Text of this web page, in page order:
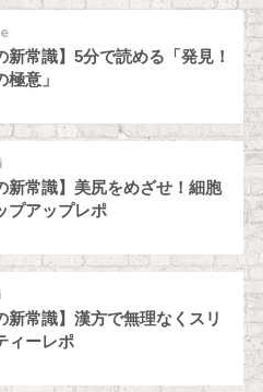
新常識】5分で読める「発見！
意」
新常識】美尻をめざせ！細胞
プアップレポ
新常識】漢方で無理なくスリ
ィーレポ